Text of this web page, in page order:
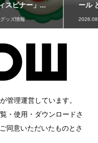
ール どうぶつの森 マル...
2026.08.06 グッズ情報
管理運営しています。
・使用・ダウンロードさ
同意いただいたものとさ